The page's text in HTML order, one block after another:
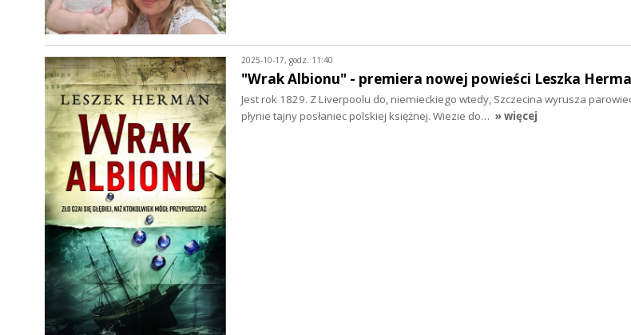
2025-10-17, godz. 11:40
"Wrak Albionu" - premiera nowej powieści Leszka
Jest rok 1829. Z Liverpoolu do, niemieckiego wtedy, Szczecina wyrusza
płynie tajny posłaniec polskiej księżnej. Wiezie do… » więcej